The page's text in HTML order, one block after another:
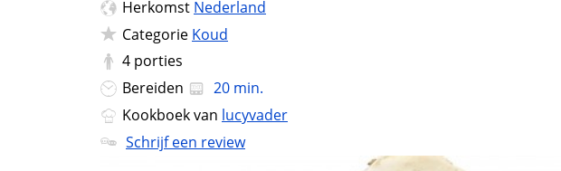
Herkomst Nederland
Categorie Koud
4 porties
Bereiden
20 min.
Kookboek van lucyvader
Schrijf een review